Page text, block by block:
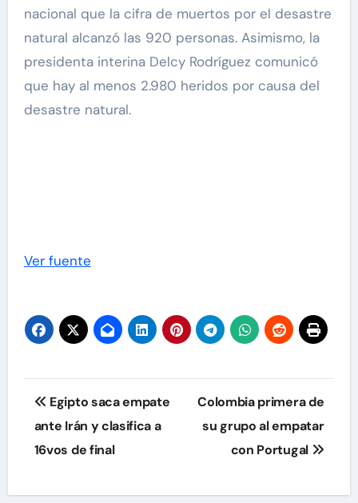
nacional que la cifra de muertos por el desastre
natural alcanzó las 920 personas. Asimismo, la
presidenta interina Delcy Rodríguez comunicó
que hay al menos 2.980 heridos por causa del
desastre natural.
Ver fuente
Navegación
de
entradas
Egipto saca empate
ante Irán y clasifica a
16vos de final
Colombia primera de
su grupo al empatar
con Portugal